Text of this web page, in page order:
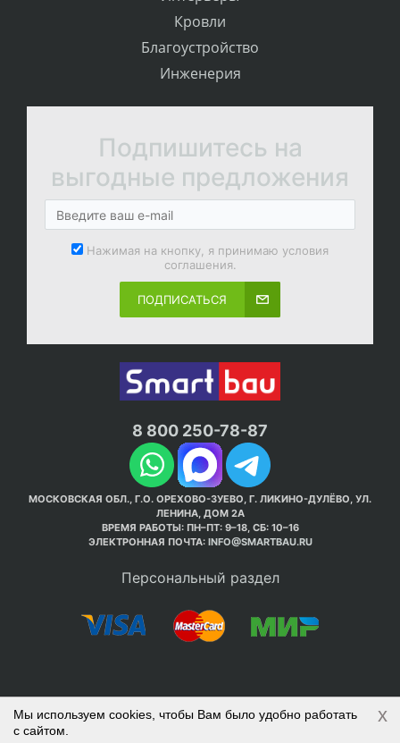
Кровли
Благоустройство
Инженерия
Подпишитесь на
выгодные предложения
Нажимая на кнопку, я принимаю условия
соглашения.
ПОДПИСАТЬСЯ
8 800 250-78-87
МОСКОВСКАЯ ОБЛ., Г.О. ОРЕХОВО-ЗУЕВО, Г. ЛИКИНО-ДУЛЁВО, УЛ.
ЛЕНИНА, ДОМ 2А
ВРЕМЯ РАБОТЫ: ПН–ПТ: 9–18, СБ: 10–16
ЭЛЕКТРОННАЯ ПОЧТА: INFO@SMARTBAU.RU
Персональный раздел
© Интернет-магазин Smart Bau ’2003-2026. Стройте
Мы используем cookies, чтобы Вам было удобно работать
с сайтом.
x